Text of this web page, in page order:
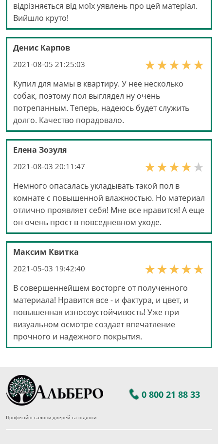
відрізняється від моїх уявлень про цей матеріал.
Вийшло круто!
Денис Карпов
2021-08-05 21:25:03
Купил для мамы в квартиру. У нее несколько
собак, поэтому пол выглядел ну очень
потрепанным. Теперь, надеюсь будет служить
долго. Качество порадовало.
Елена Зозуля
2021-08-03 20:11:47
Немного опасалась укладывать такой пол в
комнате с повышенной влажностью. Но материал
отлично проявляет себя! Мне все нравится! А еще
он очень прост в повседневном уходе.
Максим Квитка
2021-05-03 19:42:40
В совершеннейшем восторге от полученного
материала! Нравится все - и фактура, и цвет, и
повышенная износоустойчивость! Уже при
визуальном осмотре создает впечатление
прочного и надежного покрытия.
0 800 21 88 33
Професійні салони дверей та підлоги